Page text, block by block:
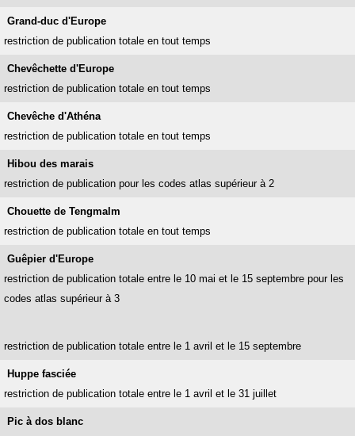
Grand-duc d'Europe
restriction de publication totale en tout temps
Chevêchette d'Europe
restriction de publication totale en tout temps
Chevêche d'Athéna
restriction de publication totale en tout temps
Hibou des marais
restriction de publication pour les codes atlas supérieur à 2
Chouette de Tengmalm
restriction de publication totale en tout temps
Guêpier d'Europe
restriction de publication totale entre le 10 mai et le 15 septembre pour les
codes atlas supérieur à 3
restriction de publication totale entre le 1 avril et le 15 septembre
Huppe fasciée
restriction de publication totale entre le 1 avril et le 31 juillet
Pic à dos blanc